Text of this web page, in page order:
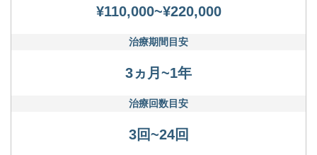
¥110,000~¥220,000
治療期間目安
3ヵ月~1年
治療回数目安
3回~24回